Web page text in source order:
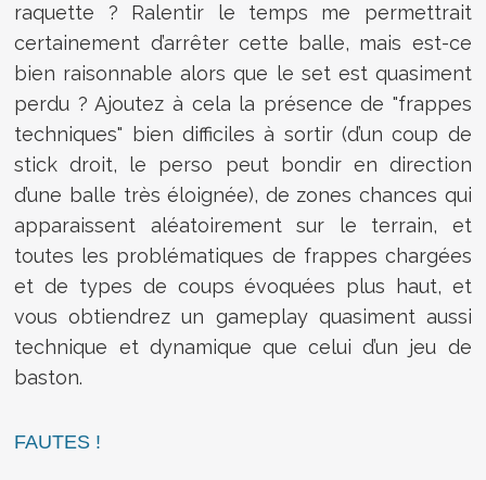
raquette ? Ralentir le temps me permettrait
certainement d’arrêter cette balle, mais est-ce
bien raisonnable alors que le set est quasiment
perdu ? Ajoutez à cela la présence de "frappes
techniques" bien difficiles à sortir (d’un coup de
stick droit, le perso peut bondir en direction
d’une balle très éloignée), de zones chances qui
apparaissent aléatoirement sur le terrain, et
toutes les problématiques de frappes chargées
et de types de coups évoquées plus haut, et
vous obtiendrez un gameplay quasiment aussi
technique et dynamique que celui d’un jeu de
baston.
FAUTES !